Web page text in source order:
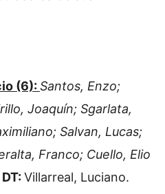
(6): Santos, Enzo;
Joaquín; Sgarlata,
Salvan, Lucas;
Franco; Cuello, Elio
DT: Villarreal, Luciano.